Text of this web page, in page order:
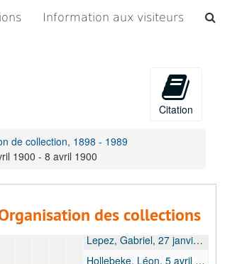
Information aux visiteurs
Citation
de collection, 1898 - 1989
1900 - 8 avril 1900
des collections
G. Gestion ICT
I. Période avant 1910, 1898-1909
Dossiers concernant l'envoi des collections, 1898-1908
1899
1900
Van Bellinghen, Paul, 17 janvier 1900 - 3 juillet 1901
Lepez, Gabriel, 27 janvier 1900 - 28 janvier 1900
Hollebeke, Léon, 5 avril 1900 - 6 avril 1900